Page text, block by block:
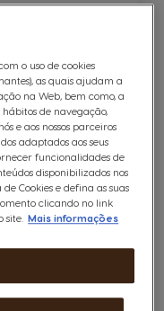
de cápsula
o uso de cookies
as quais ajudam a
na Web, bem como, a
hábitos de navegação,
e aos nossos parceiros
adaptados aos seus
funcionalidades de
disponibilizados nos
de Cookies e defina as suas
clicando no link
site. Mais informações